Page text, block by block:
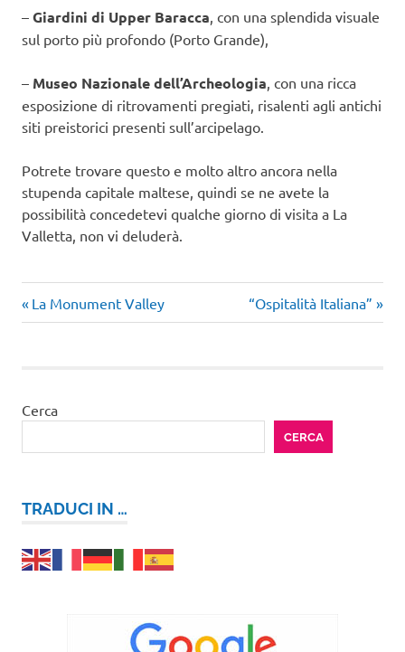
– Giardini di Upper Baracca, con una splendida visuale
sul porto più profondo (Porto Grande),
– Museo Nazionale dell’Archeologia, con una ricca
esposizione di ritrovamenti pregiati, risalenti agli antichi
siti preistorici presenti sull’arcipelago.
Potrete trovare questo e molto altro ancora nella
stupenda capitale maltese, quindi se ne avete la
possibilità concedetevi qualche giorno di visita a La
Valletta, non vi deluderà.
mare
Navigazione
Articolo
precedente:
La Monument Valley
Articolo
successivo:
“Ospitalità Italiana”
Cerca
CERCA
TRADUCI IN …